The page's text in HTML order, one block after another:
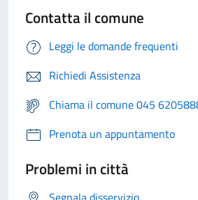
Contatta il comune
Leggi le domande frequenti
Richiedi Assistenza
Chiama il comune 045
Prenota un appuntamento
Problemi in città